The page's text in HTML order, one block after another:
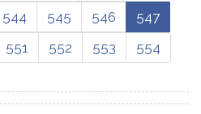
544 545 546
547
551 552 553 554